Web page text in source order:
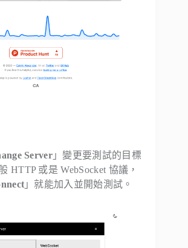
Server 」變更要測試的目標
HTTP 或是 WebSocket 協議，
」就能加入並開始測試。